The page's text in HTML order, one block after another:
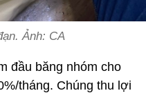
Ảnh: CA
đầu băng nhóm cho
tháng. Chúng thu lợi